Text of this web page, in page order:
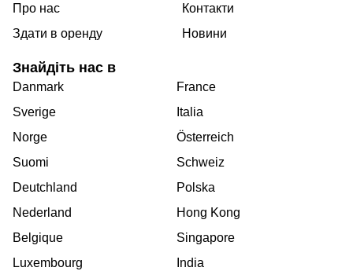
Про нас
Здати в оренду
Контакти
Новини
Знайдіть нас в
Danmark
Sverige
Norge
Suomi
Deutchland
Nederland
Belgique
Luxembourg
France
Italia
Österreich
Schweiz
Polska
Hong Kong
Singapore
India